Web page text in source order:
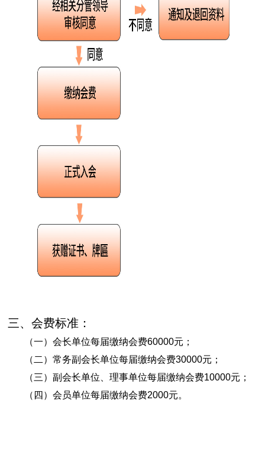
三、会费标准：
（一）会长单位每届缴纳会费60000元；
（二）常务副会长单位每届缴纳会费30000元；
（三）副会长单位、理事单位每届缴纳会费10000元；
（四）会员单位每届缴纳会费2000元。